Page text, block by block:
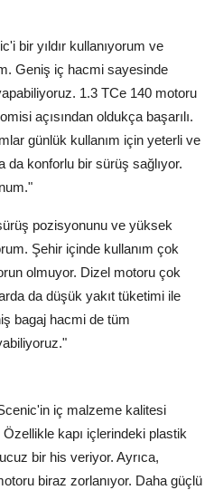
bir yıldır kullanıyorum ve
Geniş iç hacmi sayesinde
1.3 TCe 140 motoru
açısından oldukça başarılı.
günlük kullanım için yeterli ve
da konforlu bir sürüş sağlıyor.
pozisyonunu ve yüksek
Şehir içinde kullanım çok
olmuyor. Dizel motoru çok
da düşük yakıt tüketimi ile
bagaj hacmi de tüm
iç malzeme kalitesi
kapı içlerindeki plastik
bir his veriyor. Ayrıca,
biraz zorlanıyor. Daha güçlü